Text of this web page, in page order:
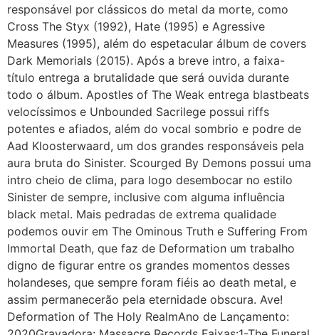
responsável por clássicos do metal da morte, como
Cross The Styx (1992), Hate (1995) e Agressive
Measures (1995), além do espetacular álbum de covers
Dark Memorials (2015). Após a breve intro, a faixa-
título entrega a brutalidade que será ouvida durante
todo o álbum. Apostles of The Weak entrega blastbeats
velocíssimos e Unbounded Sacrilege possui riffs
potentes e afiados, além do vocal sombrio e podre de
Aad Kloosterwaard, um dos grandes responsáveis pela
aura bruta do Sinister. Scourged By Demons possui uma
intro cheio de clima, para logo desembocar no estilo
Sinister de sempre, inclusive com alguma influência
black metal. Mais pedradas de extrema qualidade
podemos ouvir em The Ominous Truth e Suffering From
Immortal Death, que faz de Deformation um trabalho
digno de figurar entre os grandes momentos desses
holandeses, que sempre foram fiéis ao death metal, e
assim permanecerão pela eternidade obscura. Ave!
Deformation of The Holy RealmAno de Lançamento: